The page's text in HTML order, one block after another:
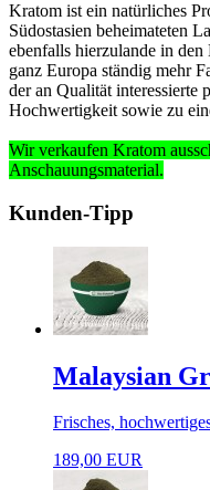
Kratom ist ein natürliches
Südostasien beheimateten
ebenfalls hierzulande in
ganz Europa ständig mehr
der an Qualität interessierte
Hochwertigkeit sowie zu
Wir verkaufen Kratom
Anschauungsmaterial.
Kunden-Tipp
Malaysian
Frisches,
189,00 EUR